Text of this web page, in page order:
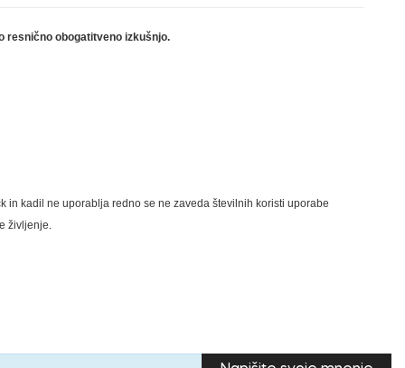
resnično obogatitveno izkušnjo.
in kadil ne uporablja redno se ne zaveda številnih koristi uporabe
življenje.